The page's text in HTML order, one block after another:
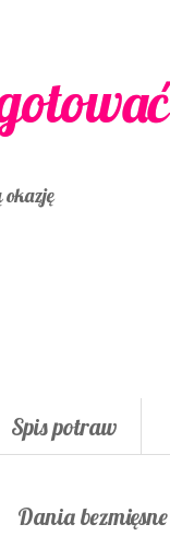
Spis potraw
Dania bezmięsne